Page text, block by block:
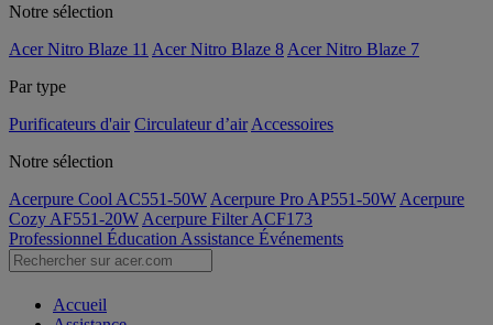
Notre sélection
Acer Nitro Blaze 11 Acer Nitro Blaze 8 Acer Nitro Blaze 7
Par type
Purificateurs d'air Circulateur d’air Accessoires
Notre sélection
Acerpure Cool AC551-50W Acerpure Pro AP551-50W Acerpure
Cozy AF551-20W Acerpure Filter ACF173
Professionnel Éducation Assistance Événements
Accueil